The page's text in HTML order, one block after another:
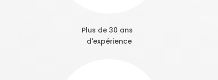
Plus de 30 ans
d'expérience